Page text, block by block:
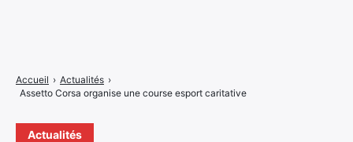
Actualités
Accueil › Actualités ›
Assetto Corsa organise une course esport caritative